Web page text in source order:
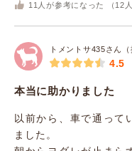
11 人が参考になった （ 12
トメントサ435さん
4.5
本当に助かりました
以前から、車で通って
ました。